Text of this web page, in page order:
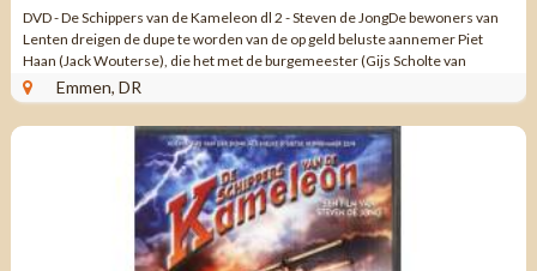
DVD - De Schippers van de Kameleon dl 2 - Steven de JongDe bewoners van
Lenten dreigen de dupe te worden van de op geld beluste aannemer Piet
Haan (Jack Wouterse), die het met de burgemeester (Gijs Scholte van
Aschat) op een akkoordje ...
Emmen, DR